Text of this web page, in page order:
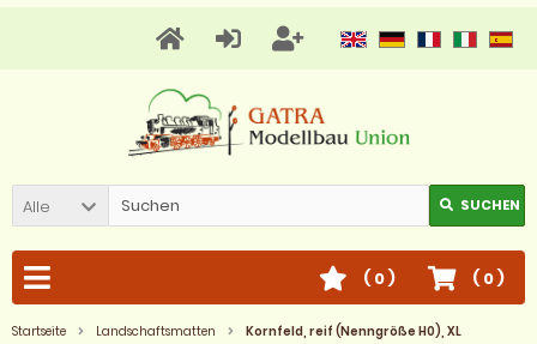
Alle SUCHEN
( 0)
( 0)
Startseite Landschaftsmatten Kornfeld, reif (Nenngröße H0), XL